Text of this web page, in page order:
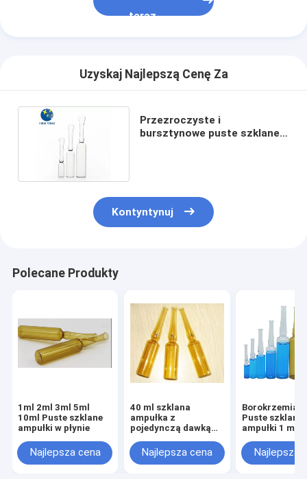
teraz
Uzyskaj Najlepszą Cenę Za
Przezroczyste i
bursztynowe puste szklane
Kontyntynuj
Polecane Produkty
1ml 2ml 3ml 5ml
10ml Puste szklane
ampułki w płynie
Najlepsza cena
40 ml szklana
ampułka z
pojedynczą dawką
Najlepsza cena
Borokrzemian
Puste szklane
ampułki 1 ml -
Najlepsza